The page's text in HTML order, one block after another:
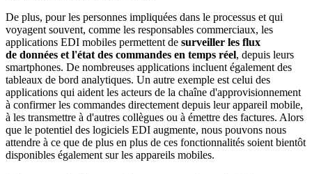
De plus, pour les personnes impliquées dans le processus et qui
voyagent souvent, comme les responsables commerciaux, les
applications EDI mobiles permettent de surveiller les flux
de données et l'état des commandes en temps réel, depuis leurs
smartphones. De nombreuses applications incluent également des
tableaux de bord analytiques. Un autre exemple est celui des
applications qui aident les acteurs de la chaîne d'approvisionnement
à confirmer les commandes directement depuis leur appareil mobile,
à les transmettre à d'autres collègues ou à émettre des factures. Alors
que le potentiel des logiciels EDI augmente, nous pouvons nous
attendre à ce que de plus en plus de ces fonctionnalités soient bientôt
disponibles également sur les appareils mobiles.